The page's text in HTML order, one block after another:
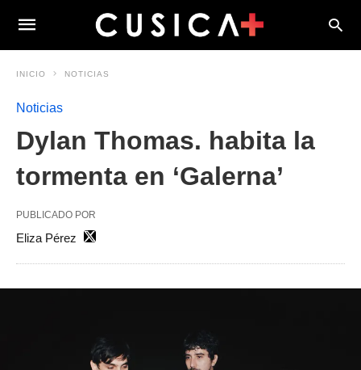
INICIO NOTICIAS
Noticias
Dylan Thomas. habita la
tormenta en ‘Galerna’
PUBLICADO POR
Eliza Pérez